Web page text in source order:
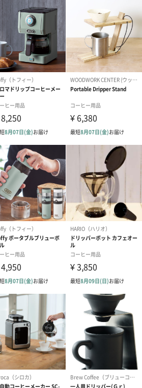
したい」という方にぴったりの商品と
日やお祝いの日に、贈ってみてはいかが
㎜×300㎜
書兼保証書
オプション情報
届けします。